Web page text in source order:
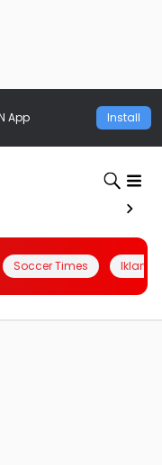
App Install
Soccer Times Iklanin